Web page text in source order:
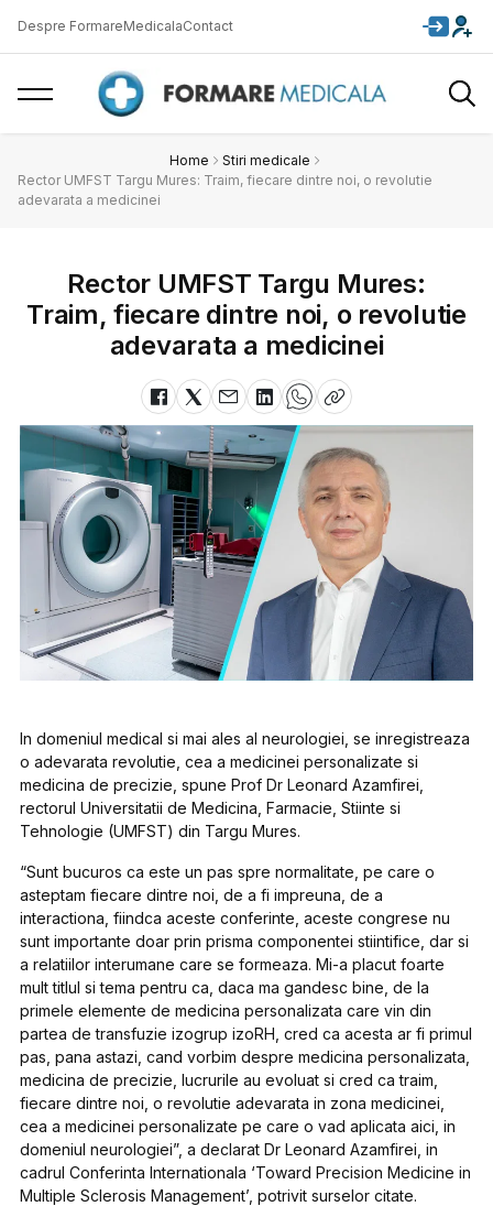
Despre FormareMedicalaContact
Home
Stiri medicale
Rector UMFST Targu Mures: Traim, fiecare dintre noi, o revolutie
adevarata a medicinei
Rector UMFST Targu Mures:
Traim, fiecare dintre noi, o revolutie
adevarata a medicinei
In domeniul medical si mai ales al neurologiei, se inregistreaza
o adevarata revolutie, cea a medicinei personalizate si
medicina de precizie, spune Prof Dr Leonard Azamfirei,
rectorul Universitatii de Medicina, Farmacie, Stiinte si
Tehnologie (UMFST) din Targu Mures.
“Sunt bucuros ca este un pas spre normalitate, pe care o
asteptam fiecare dintre noi, de a fi impreuna, de a
interactiona, fiindca aceste conferinte, aceste congrese nu
sunt importante doar prin prisma componentei stiintifice, dar si
a relatiilor interumane care se formeaza. Mi-a placut foarte
mult titlul si tema pentru ca, daca ma gandesc bine, de la
primele elemente de medicina personalizata care vin din
partea de transfuzie izogrup izoRH, cred ca acesta ar fi primul
pas, pana astazi, cand vorbim despre medicina personalizata,
medicina de precizie, lucrurile au evoluat si cred ca traim,
fiecare dintre noi, o revolutie adevarata in zona medicinei,
cea a medicinei personalizate pe care o vad aplicata aici, in
domeniul neurologiei”, a declarat Dr Leonard Azamfirei, in
cadrul Conferinta Internationala ‘Toward Precision Medicine in
Multiple Sclerosis Management’, potrivit surselor citate.